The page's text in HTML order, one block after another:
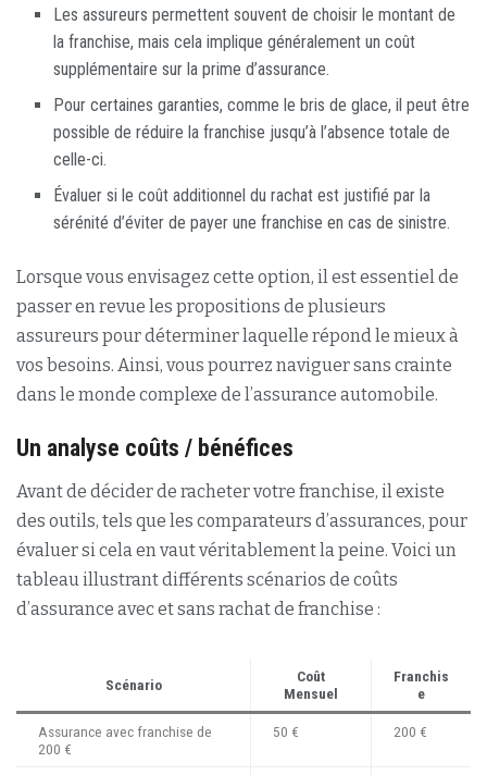
Les assureurs permettent souvent de choisir le montant de
la franchise, mais cela implique généralement un coût
supplémentaire sur la prime d’assurance.
Pour certaines garanties, comme le bris de glace, il peut être
possible de réduire la franchise jusqu’à l’absence totale de
celle-ci.
Évaluer si le coût additionnel du rachat est justifié par la
sérénité d’éviter de payer une franchise en cas de sinistre.
Lorsque vous envisagez cette option, il est essentiel de
passer en revue les propositions de plusieurs
assureurs pour déterminer laquelle répond le mieux à
vos besoins. Ainsi, vous pourrez naviguer sans crainte
dans le monde complexe de l’assurance automobile.
Un analyse coûts / bénéfices
Avant de décider de racheter votre franchise, il existe
des outils, tels que les comparateurs d’assurances, pour
évaluer si cela en vaut véritablement la peine. Voici un
tableau illustrant différents scénarios de coûts
d’assurance avec et sans rachat de franchise :
Scénario
Coût
Mensuel
Franchis
e
Assurance avec franchise de
200 €
50 € 200 €